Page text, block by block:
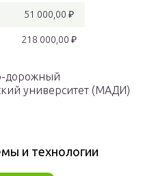
51 000,00 ₽
218 000,00 ₽
дорожный
университет (МАДИ)
и технологии